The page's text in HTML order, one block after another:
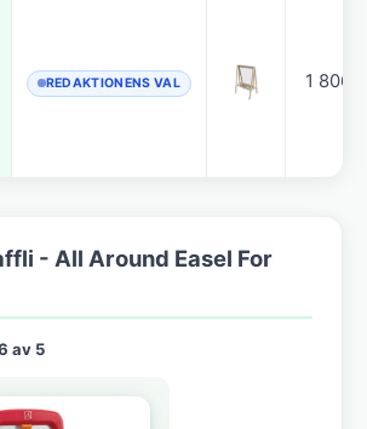
REDAKTIONENS VAL 1 806
- All Around Easel For
av 5